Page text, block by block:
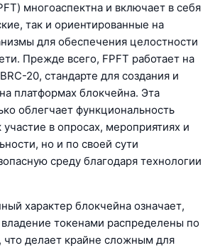
многоаспектна и включает в себя
так и ориентированные на
для обеспечения целостности
Прежде всего, FPFT работает на
20, стандарте для создания и
платформах блокчейна. Эта
облегчает функциональность
участие в опросах, мероприятиях и
но и по своей сути
среду благодаря технологии
характер блокчейна означает,
владение токенами распределены по
что делает крайне сложным для